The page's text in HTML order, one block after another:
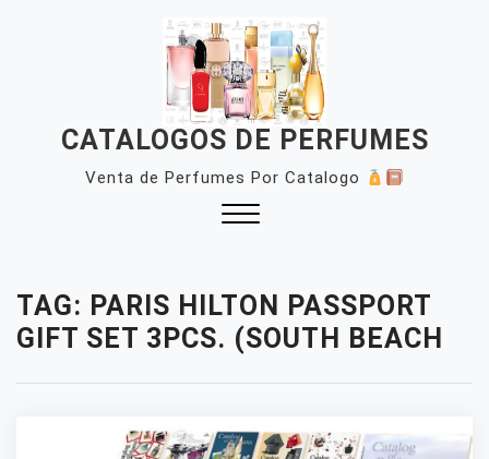
CATALOGOS DE PERFUMES
Venta de Perfumes Por Catalogo
TAG: PARIS HILTON PASSPORT
GIFT SET 3PCS. (SOUTH BEACH